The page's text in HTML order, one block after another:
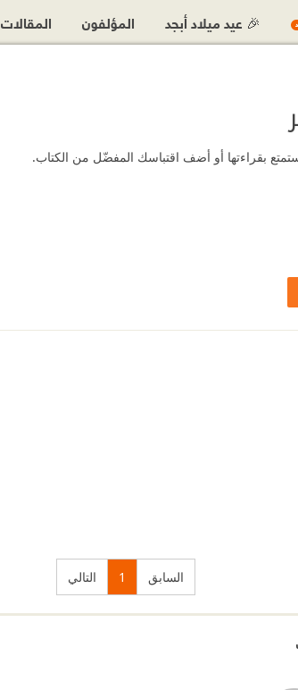
بقراءتها أو أضف اقتباسك المفضّل من الكتاب.
السابق 1 التالي
🎉 عيد ميلاد أبجد المؤلفون المقالات